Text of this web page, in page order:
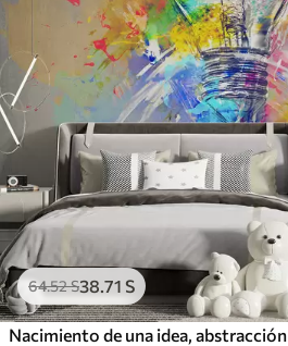
64.52S38 .71 S
Nacimiento de una idea, abstracción